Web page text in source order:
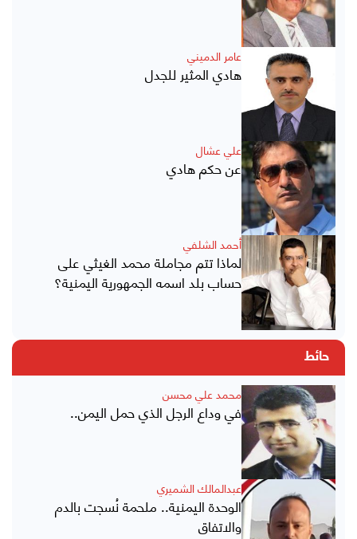
عامر الدميني
هادي المثير للجدل
علي عشال
عن حكم هادي
أحمد الشلفي
لماذا تتم مجاملة محمد الغيثي على
حساب بلد اسمه الجمهورية اليمنية؟
حائط
محمد علي محسن
في وداع الرجل الذي حمل اليمن..
عبدالمالك الشميري
الوحدة اليمنية.. ملحمة نُسجت بالدم
والاتفاق